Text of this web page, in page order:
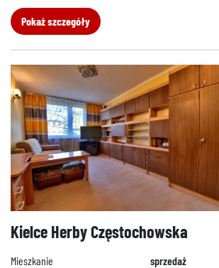
Pokaż szczegóły
Kielce Herby Częstochowska
Mieszkanie sprzedaż